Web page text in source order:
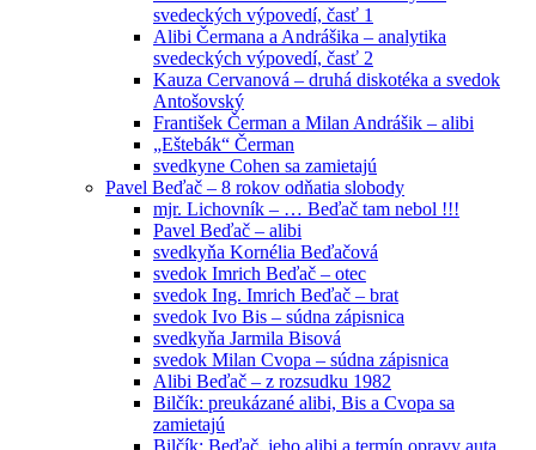
svedeckých výpovedí, časť 1
Alibi Čermana a Andrášika – analytika
svedeckých výpovedí, časť 2
Kauza Cervanová – druhá diskotéka a svedok
Antošovský
František Čerman a Milan Andrášik – alibi
„Eštebák“ Čerman
svedkyne Cohen sa zamietajú
Pavel Beďač – 8 rokov odňatia slobody
mjr. Lichovník – … Beďač tam nebol !!!
Pavel Beďač – alibi
svedkyňa Kornélia Beďačová
svedok Imrich Beďač – otec
svedok Ing. Imrich Beďač – brat
svedok Ivo Bis – súdna zápisnica
svedkyňa Jarmila Bisová
svedok Milan Cvopa – súdna zápisnica
Alibi Beďač – z rozsudku 1982
Bilčík: preukázané alibi, Bis a Cvopa sa
zamietajú
Bilčík: Beďač, jeho alibi a termín opravy auta